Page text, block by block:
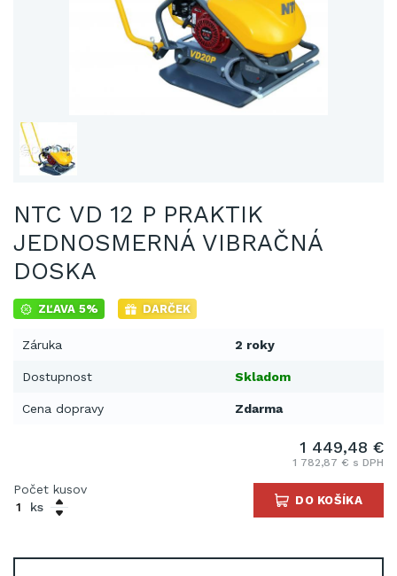
NTC VD 12 P PRAKTIK
JEDNOSMERNÁ VIBRAČNÁ
DOSKA
ZĽAVA 5% DARČEK
Záruka 2 roky
Dostupnost Skladom
Cena dopravy Zdarma
1 449,48 €
1 782,87 € s DPH
Počet kusov
ks
DO KOŠÍKA